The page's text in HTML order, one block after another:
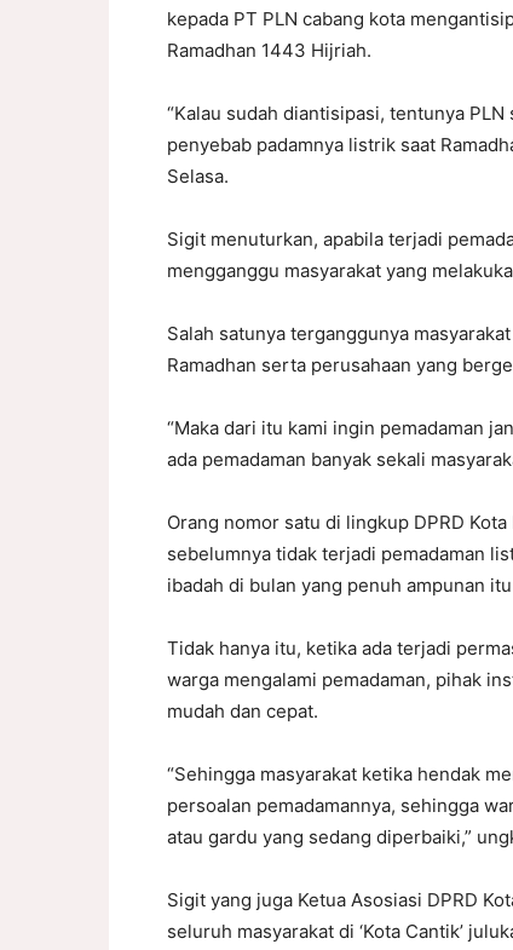
kepada PT PLN cabang kota
Ramadhan 1443 Hijriah.
“Kalau sudah diantisipasi, tentunya
penyebab padamnya listrik saat
Selasa.
Sigit menuturkan, apabila terjadi
mengganggu masyarakat yang
Salah satunya terganggunya
Ramadhan serta perusahaan yang
“Maka dari itu kami ingin pemadaman
ada pemadaman banyak sekali
Orang nomor satu di lingkup DPRD
sebelumnya tidak terjadi pemadaman
ibadah di bulan yang penuh ampunan
Tidak hanya itu, ketika ada terjadi
warga mengalami pemadaman, pihak
mudah dan cepat.
“Sehingga masyarakat ketika hendak
persoalan pemadamannya, sehingga
atau gardu yang sedang diperbaiki,”
Sigit yang juga Ketua Asosiasi DPRD
seluruh masyarakat di ‘Kota Cantik’